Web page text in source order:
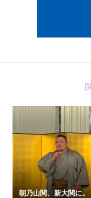
朝乃山関、新大関に。